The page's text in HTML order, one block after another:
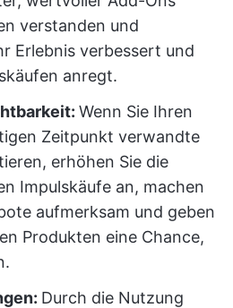
verstanden und
Erlebnis verbessert und
anregt.
Wenn Sie Ihren
Zeitpunkt verwandte
erhöhen Sie die
Impulskäufe an, machen
aufmerksam und geben
Produkten eine Chance,
Durch die Nutzung